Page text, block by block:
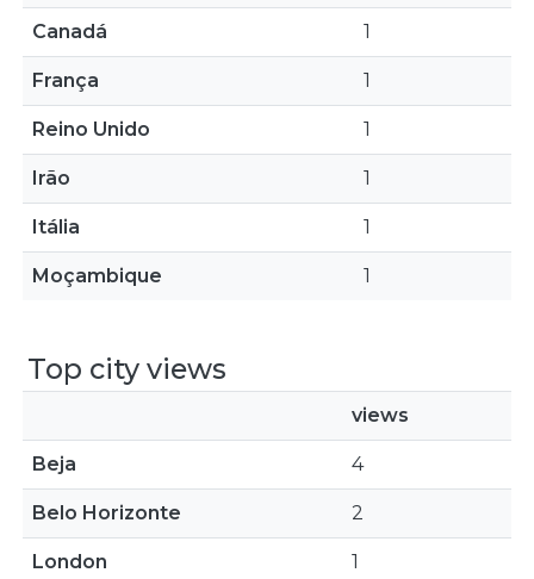
Canadá 1
França 1
Reino Unido 1
Irão 1
Itália 1
Moçambique 1
Top city views
views
Beja 4
Belo Horizonte 2
London 1